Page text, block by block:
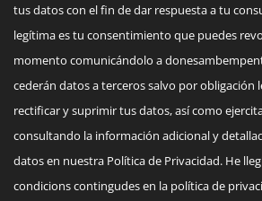
tus datos con el fin de dar respuesta a tu
legítima es tu consentimiento que puedes
momento comunicándolo a
cederán datos a terceros salvo por obligación
rectificar y suprimir tus datos, así como
consultando la información adicional y
datos en nuestra Política de Privacidad. He
condicions contingudes en la política de